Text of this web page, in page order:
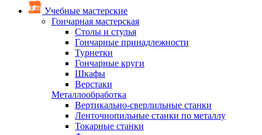
Учебные мастерские
Гончарная мастерская
Столы и стулья
Гончарные принадлежности
Турнетки
Гончарные круги
Шкафы
Верстаки
Металлообработка
Вертикально-сверлильные станки
Ленточнопильные станки по металлу
Токарные станки